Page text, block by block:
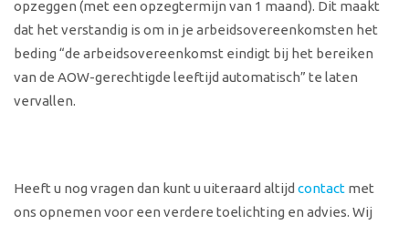
opzeggen (met een opzegtermijn van 1 maand). Dit maakt
dat het verstandig is om in je arbeidsovereenkomsten het
beding “de arbeidsovereenkomst eindigt bij het bereiken
van de AOW-gerechtigde leeftijd automatisch” te laten
vervallen.
Heeft u nog vragen dan kunt u uiteraard altijd contact met
ons opnemen voor een verdere toelichting en advies. Wij